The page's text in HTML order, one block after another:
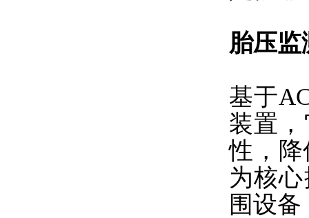
胎压
基于
装置
性，降
为核
围设